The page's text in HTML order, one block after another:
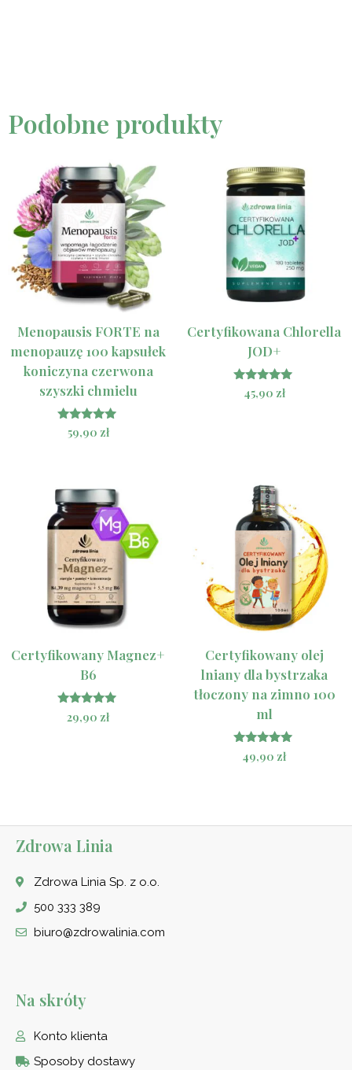
Podobne produkty
Menopausis FORTE na
menopauzę 100 kapsułek
koniczyna czerwona
szyszki chmielu
Oceniono
5.00
59,90 zł
Certyfikowana Chlorella
JOD+
Oceniono
5.00
45,90 zł
Certyfikowany Magnez+
B6
Oceniono
5.00
29,90 zł
Certyfikowany olej
lniany dla bystrzaka
tłoczony na zimno 100
ml
Oceniono
5.00
49,90 zł
Zdrowa Linia
Zdrowa Linia Sp. z o.o.
500 333 389
biuro@zdrowalinia.com
Na skróty
Konto klienta
Sposoby dostawy